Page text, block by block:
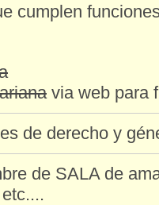
cumplen
via web para
de derecho y
de SALA de